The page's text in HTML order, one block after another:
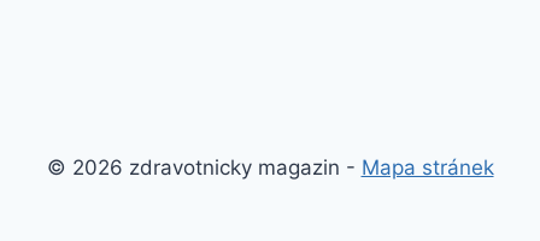
© 2026 zdravotnicky magazin - Mapa stránek